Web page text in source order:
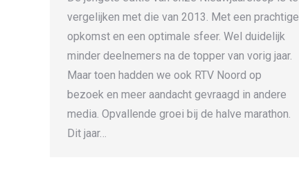
vergelijken met die van 2013. Met een prachtige
opkomst en een optimale sfeer. Wel duidelijk
minder deelnemers na de topper van vorig jaar.
Maar toen hadden we ook RTV Noord op
bezoek en meer aandacht gevraagd in andere
media. Opvallende groei bij de halve marathon.
Dit jaar…